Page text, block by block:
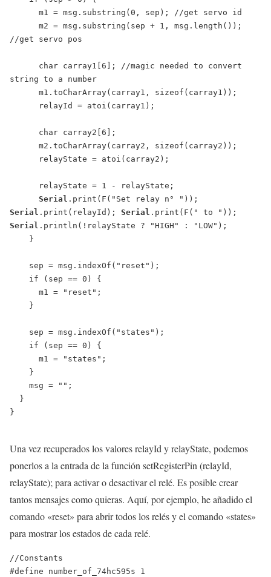
//get servo pos
string to a number
Serial
Serial .print(relayId); Serial
Serial .println(!relayState ? "HIGH" : "LOW");
}
Una vez recuperados los valores relayId y relayState, podemos
ponerlos a la entrada de la función setRegisterPin (relayId,
relayState); para activar o desactivar el relé. Es posible crear
tantos mensajes como quieras. Aquí, por ejemplo, he añadido el
comando «reset» para abrir todos los relés y el comando «states»
para mostrar los estados de cada relé.
//Constants
#define number_of_74hc595s 1